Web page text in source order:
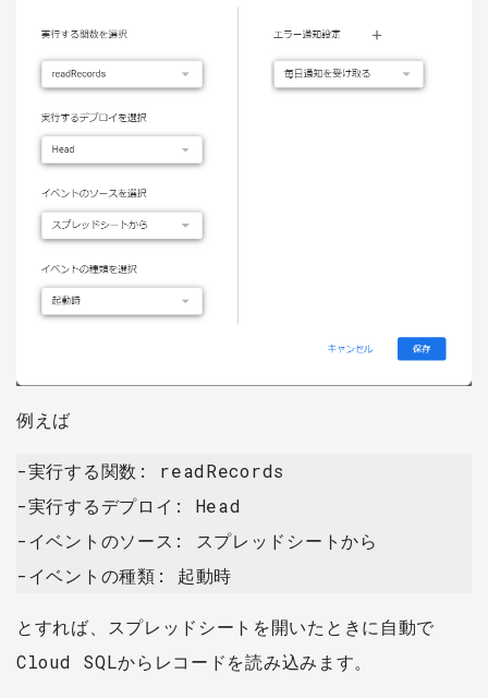
例えば
-実行する関数: readRecords
-実行するデプロイ: Head
-イベントのソース: スプレッドシートから
-イベントの種類: 起動時
とすれば、スプレッドシートを開いたときに自動で
Cloud SQLからレコードを読み込みます。